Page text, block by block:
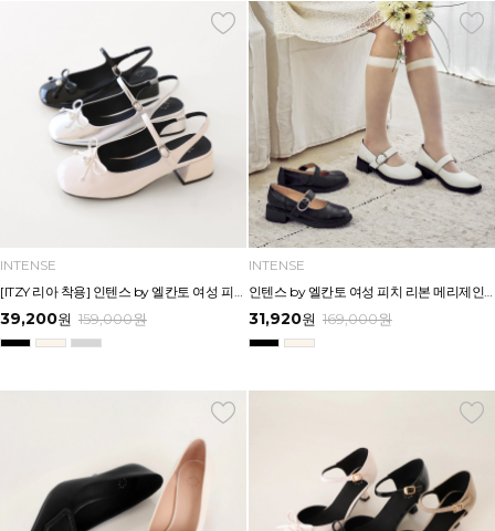
INTENSE
[ITZY 리아 착용] 인텐스 by 엘칸토 여성 피치 리본 메리제인 슬링백 4cm LCWO29I613
39,200원 159,000원
INTENSE
인텐스 by 엘칸토 여성 피치 리본 메리제인 3.5cm LCWD96I613
31,920원 169,000원